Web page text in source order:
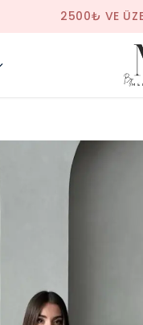
SAAT 14.00'E KADAR